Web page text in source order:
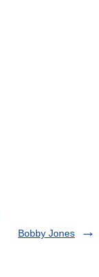
Bobby Jones